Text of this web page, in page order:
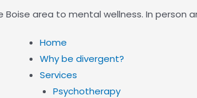
Boise area to mental wellness. In person
Home
Why be divergent?
Services
Psychotherapy